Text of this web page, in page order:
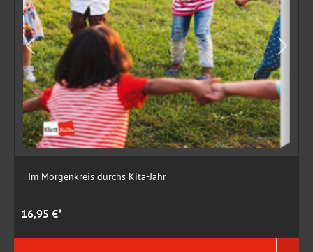
Im Morgenkreis durchs Kita-Jahr
16,95 €*